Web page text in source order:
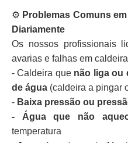
⚙️ Problemas Comuns
Diariamente
Os nossos profissionais
avarias e falhas em
- Caldeira que não liga ou
de água (caldeira a pingar
- Baixa pressão ou
- Água que não
temperatura